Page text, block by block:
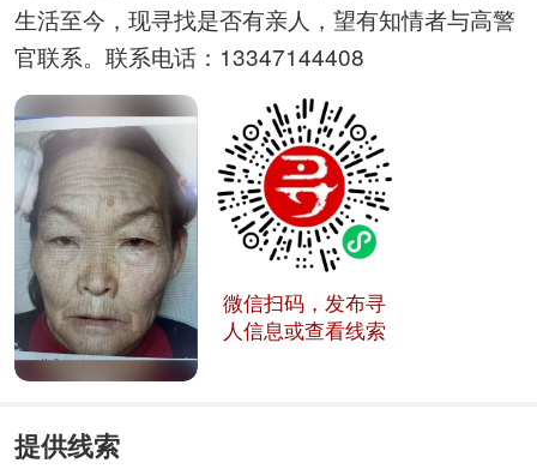
生活至今，现寻找是否有亲人，望有知情者与高警
官联系。联系电话：13347144408
微信扫码，发布寻
人信息或查看线索
提供线索